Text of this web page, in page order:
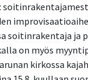
soitinrakentaja
on myös
kirkossa